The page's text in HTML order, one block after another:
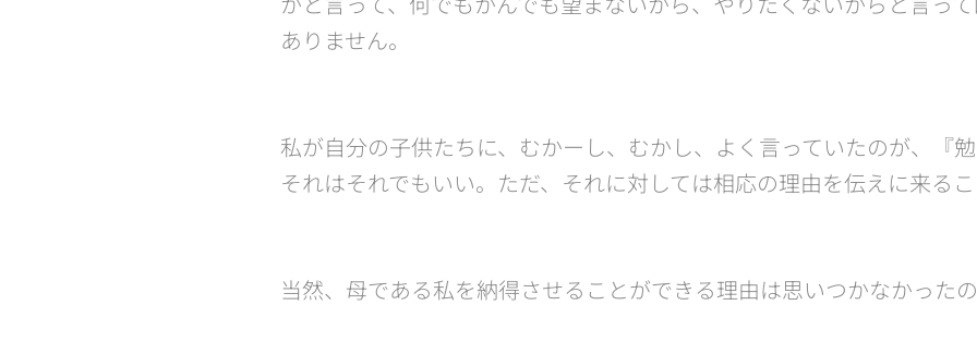
ありません。
私が自分の子供たちに、むかーし、むかし、よく言っていたのが、『勉
それはそれでもいい。ただ、それに対しては相応の理由を伝えに来るこ
当然、母である私を納得させることができる理由は思いつかなかった